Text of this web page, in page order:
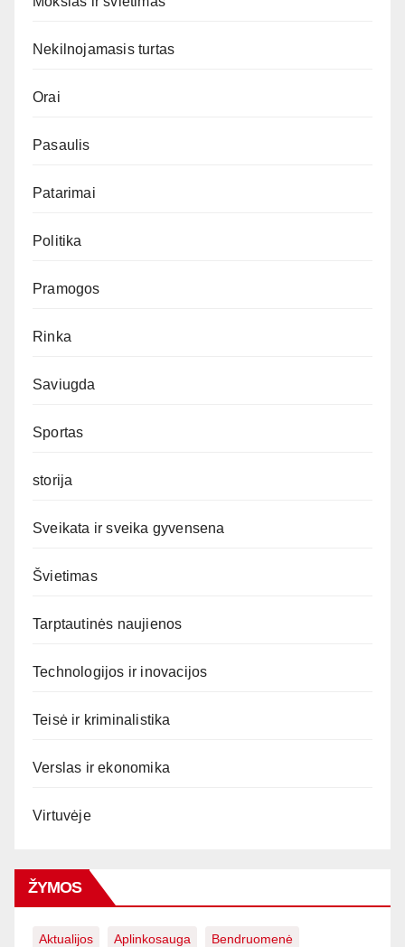
Nekilnojamasis turtas
Orai
Pasaulis
Patarimai
Politika
Pramogos
Rinka
Saviugda
Sportas
storija
Sveikata ir sveika gyvensena
Švietimas
Tarptautinės naujienos
Technologijos ir inovacijos
Teisė ir kriminalistika
Verslas ir ekonomika
Virtuvėje
ŽYMOS
Aktualijos Aplinkosauga Bendruomenė